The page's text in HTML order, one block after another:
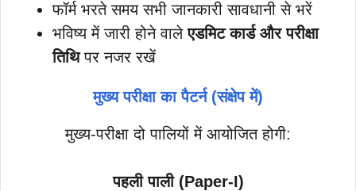
फॉर्म भरते समय सभी जानकारी सावधानी से भरें
भविष्य में जारी होने वालेएडमिट कार्ड और परीक्षा
तिथिपर नजर रखें
मुख्य परीक्षा का पैटर्न (संक्षेप में)
मुख्य-परीक्षा दो पालियों में आयोजित होगी:
पहली पाली (Paper-I)